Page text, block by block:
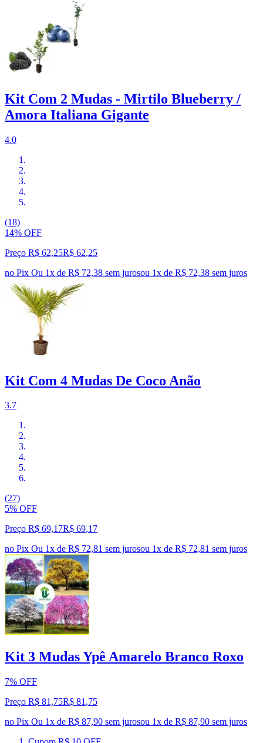
Kit Com 2 Mudas - Mirtilo Blueberry /
Amora Italiana Gigante
4.0
(18)
14% OFF
Preço R$ 62,25R$ 62,25
no Pix Ou 1x de R$ 72,38 sem jurosou 1x de R$ 72,38 sem juros
Kit Com 4 Mudas De Coco Anão
3.7
(27)
5% OFF
Preço R$ 69,17R$ 69,17
no Pix Ou 1x de R$ 72,81 sem jurosou 1x de R$ 72,81 sem juros
Kit 3 Mudas Ypê Amarelo Branco Roxo
7% OFF
Preço R$ 81,75R$ 81 ,75
no Pix Ou 1x de R$ 87,90 sem jurosou 1x de R$ 87,90 sem juros